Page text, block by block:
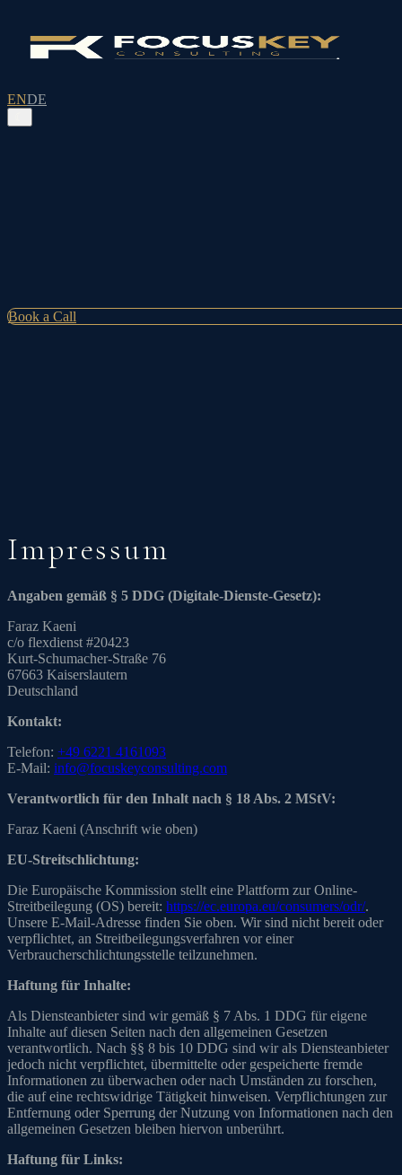
ENDE
Book a Call
Impressum
Angaben gemäß § 5 DDG (Digitale-Dienste-Gesetz):
Faraz Kaeni
c/o flexdienst #20423
Kurt-Schumacher-Straße 76
67663 Kaiserslautern
Deutschland
Kontakt:
Telefon: +49 6221 4161093
E-Mail: info@focuskeyconsulting.com
Verantwortlich für den Inhalt nach § 18 Abs. 2 MStV:
Faraz Kaeni (Anschrift wie oben)
EU-Streitschlichtung:
Die Europäische Kommission stellt eine Plattform zur Online-
Streitbeilegung (OS) bereit: https://ec.europa.eu/consumers/odr/.
Unsere E-Mail-Adresse finden Sie oben. Wir sind nicht bereit oder
verpflichtet, an Streitbeilegungsverfahren vor einer
Verbraucherschlichtungsstelle teilzunehmen.
Haftung für Inhalte:
Als Diensteanbieter sind wir gemäß § 7 Abs. 1 DDG für eigene
Inhalte auf diesen Seiten nach den allgemeinen Gesetzen
verantwortlich. Nach §§ 8 bis 10 DDG sind wir als Diensteanbieter
jedoch nicht verpflichtet, übermittelte oder gespeicherte fremde
Informationen zu überwachen oder nach Umständen zu forschen,
die auf eine rechtswidrige Tätigkeit hinweisen. Verpflichtungen zur
Entfernung oder Sperrung der Nutzung von Informationen nach den
allgemeinen Gesetzen bleiben hiervon unberührt.
Haftung für Links: